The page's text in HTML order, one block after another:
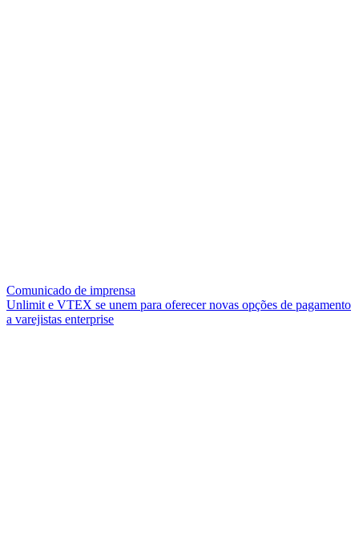
Comunicado de imprensa
Unlimit e VTEX se unem para oferecer novas opções de pagamento
a varejistas enterprise